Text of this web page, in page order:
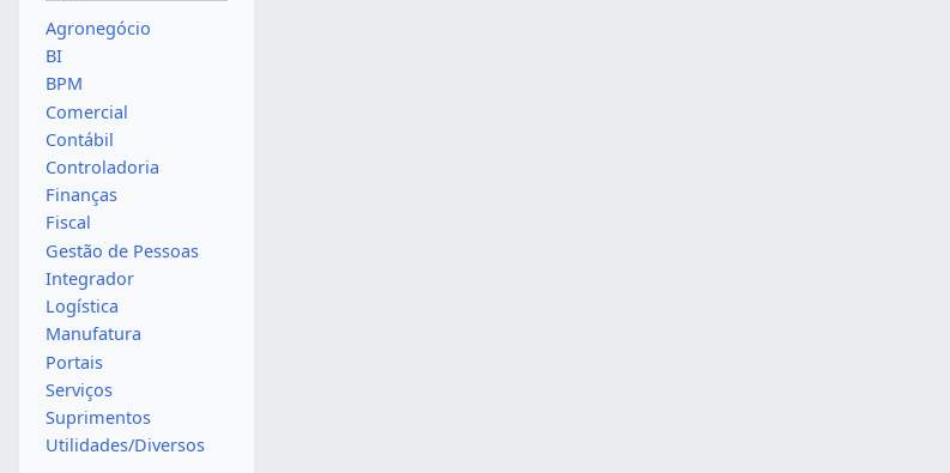
Agronegócio
BI
BPM
Comercial
Contábil
Controladoria
Finanças
Fiscal
Gestão de Pessoas
Integrador
Logística
Manufatura
Portais
Serviços
Suprimentos
Utilidades/Diversos